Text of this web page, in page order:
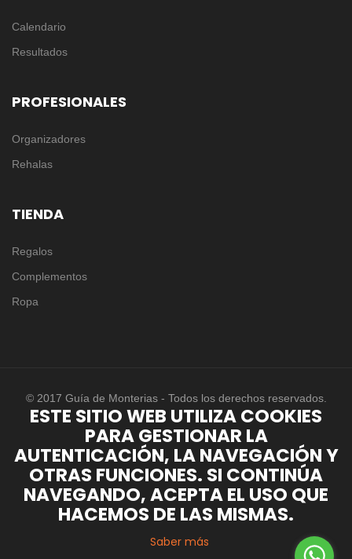
Calendario
Resultados
PROFESIONALES
Organizadores
Rehalas
TIENDA
Regalos
Complementos
Ropa
© 2017 Guía de Monterias - Todos los derechos reservados.
ESTE SITIO WEB UTILIZA COOKIES
PARA GESTIONAR LA
AUTENTICACIÓN, LA NAVEGACIÓN Y
OTRAS FUNCIONES. SI CONTINÚA
NAVEGANDO, ACEPTA EL USO QUE
HACEMOS DE LAS MISMAS.
Saber más